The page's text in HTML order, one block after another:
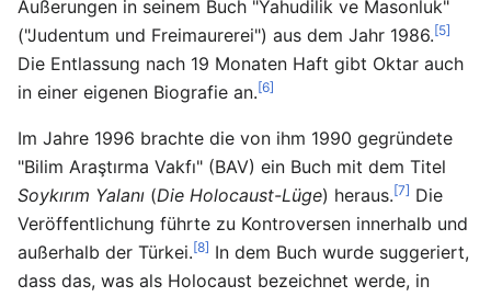
Äußerungen in seinem Buch "Yahudilik ve Masonluk"
("Judentum und Freimaurerei") aus dem Jahr 1986.[5]
Die Entlassung nach 19 Monaten Haft gibt Oktar auch
in einer eigenen Biografie an.[6]
Im Jahre 1996 brachte die von ihm 1990 gegründete
"Bilim Araştırma Vakfı" (BAV) ein Buch mit dem Titel
Soykırım Yalanı (Die Holocaust-Lüge) heraus.[7] Die
Veröffentlichung führte zu Kontroversen innerhalb und
außerhalb der Türkei.[8] In dem Buch wurde suggeriert,
dass das, was als Holocaust bezeichnet werde, in